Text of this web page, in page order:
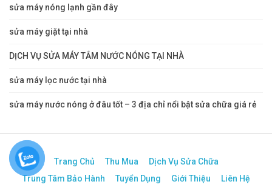
sửa máy nóng lạnh gần đây
sửa máy giặt tại nhà
DỊCH VỤ SỬA MÁY TẮM NƯỚC NÓNG TẠI NHÀ
sửa máy lọc nước tại nhà
sửa máy nước nóng ở đâu tốt – 3 địa chỉ nổi bật sửa chữa giá rẻ
Trang Chủ Thu Mua
Dịch Vụ Sửa Chữa
Trung Tâm Bảo Hành
Tuyển Dụng Giới Thiệu Liên Hệ